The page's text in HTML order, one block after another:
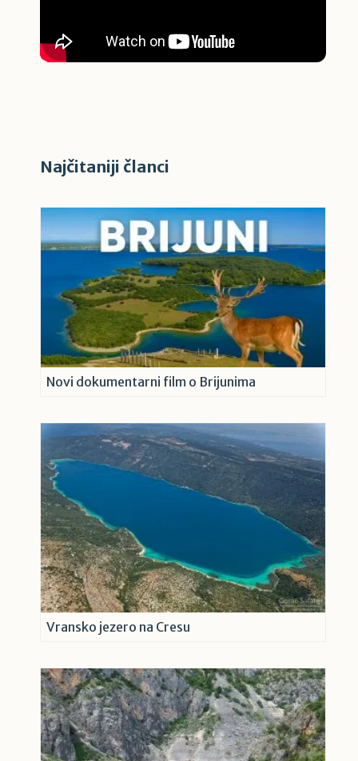
Najčitaniji članci
Novi dokumentarni film o Brijunima
Vransko jezero na Cresu